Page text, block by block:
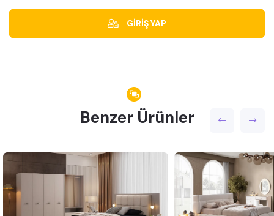
GİRİŞ YAP
Benzer Ürünler